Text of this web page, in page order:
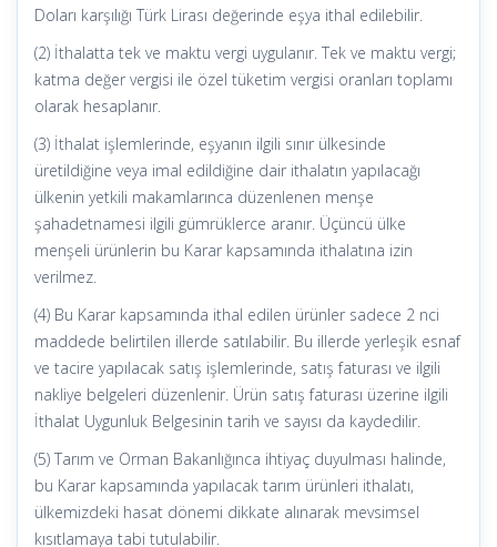
Doları karşılığı Türk Lirası değerinde eşya ithal edilebilir.
(2) İthalatta tek ve maktu vergi uygulanır. Tek ve maktu vergi;
katma değer vergisi ile özel tüketim vergisi oranları toplamı
olarak hesaplanır.
(3) İthalat işlemlerinde, eşyanın ilgili sınır ülkesinde
üretildiğine veya imal edildiğine dair ithalatın yapılacağı
ülkenin yetkili makamlarınca düzenlenen menşe
şahadetnamesi ilgili gümrüklerce aranır. Üçüncü ülke
menşeli ürünlerin bu Karar kapsamında ithalatına izin
verilmez.
(4) Bu Karar kapsamında ithal edilen ürünler sadece 2 nci
maddede belirtilen illerde satılabilir. Bu illerde yerleşik esnaf
ve tacire yapılacak satış işlemlerinde, satış faturası ve ilgili
nakliye belgeleri düzenlenir. Ürün satış faturası üzerine ilgili
İthalat Uygunluk Belgesinin tarih ve sayısı da kaydedilir.
(5) Tarım ve Orman Bakanlığınca ihtiyaç duyulması halinde,
bu Karar kapsamında yapılacak tarım ürünleri ithalatı,
ülkemizdeki hasat dönemi dikkate alınarak mevsimsel
kısıtlamaya tabi tutulabilir.